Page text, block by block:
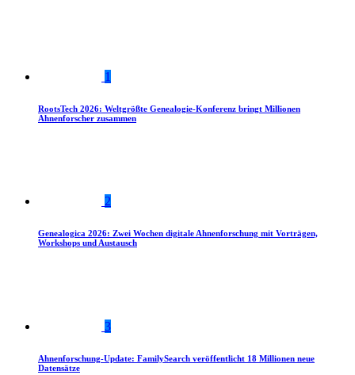
1
RootsTech 2026: Weltgrößte Genealogie-Konferenz bringt Millionen
Ahnenforscher zusammen
2
Genealogica 2026: Zwei Wochen digitale Ahnenforschung mit Vorträgen,
Workshops und Austausch
3
Ahnenforschung-Update: FamilySearch veröffentlicht 18 Millionen neue
Datensätze